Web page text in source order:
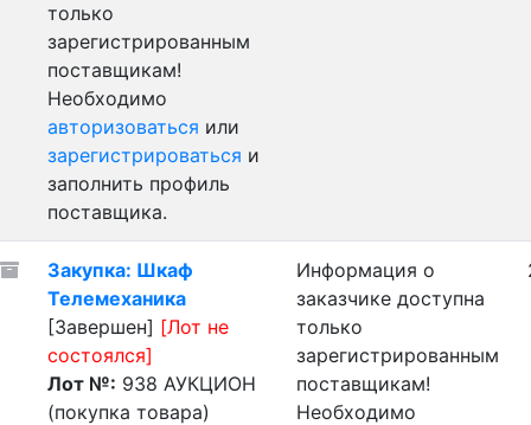
только
зарегистрированным
поставщикам!
Необходимо
авторизоваться или
зарегистрироваться и
заполнить профиль
поставщика.
Закупка: Шкаф
Телемеханика
[Завершен] [Лот не
состоялся]
Лот №: 938 АУКЦИОН
(покупка товара)
Информация о
заказчике доступна
только
зарегистрированным
поставщикам!
Необходимо